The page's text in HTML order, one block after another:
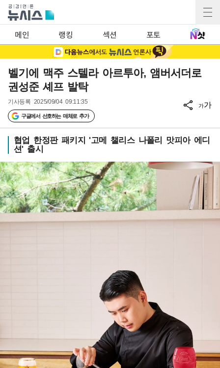
메인 랭킹 섹션 포토
벨기에 맥주 스텔라 아르투아, 앰버서더로
권성준 셰프 발탁
기사등록 2025/09/04 09:11:35
구글에서 선호하는 매체로 추가
가가
협업 한정판 패키지 '고메 챌리스 나폴리 맛피아 에디
션' 출시